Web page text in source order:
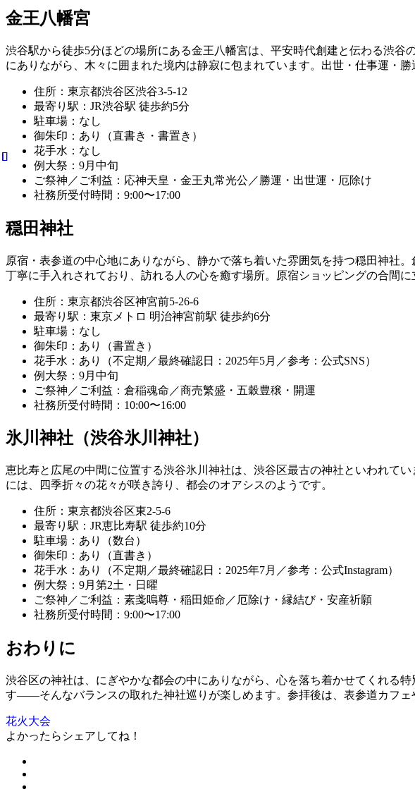
金王八幡宮
渋谷駅から徒歩5分ほどの場所にある金王八幡宮は、平安時代創建と伝わる渋
にありながら、木々に囲まれた境内は静寂に包まれています。出世・仕事運・
住所：東京都渋谷区渋谷3-5-12
最寄り駅：JR渋谷駅 徒歩約5分
駐車場：なし
御朱印：あり（直書き・書置き）
花手水：なし
例大祭：9月中旬
ご祭神／ご利益：応神天皇・金王丸常光公／勝運・出世運・厄除け
社務所受付時間：9:00〜17:00
穏田神社
原宿・表参道の中心地にありながら、静かで落ち着いた雰囲気を持つ穏田神社
丁寧に手入れされており、訪れる人の心を癒す場所。原宿ショッピングの合間に
住所：東京都渋谷区神宮前5-26-6
最寄り駅：東京メトロ 明治神宮前駅 徒歩約6分
駐車場：なし
御朱印：あり（書置き）
花手水：あり（不定期／最終確認日：2025年5月／参考：公式SNS）
例大祭：9月中旬
ご祭神／ご利益：倉稲魂命／商売繁盛・五穀豊穣・開運
社務所受付時間：10:00〜16:00
氷川神社（渋谷氷川神社）
恵比寿と広尾の中間に位置する渋谷氷川神社は、渋谷区最古の神社といわれて
には、四季折々の花々が咲き誇り、都会のオアシスのようです。
住所：東京都渋谷区東2-5-6
最寄り駅：JR恵比寿駅 徒歩約10分
駐車場：あり（数台）
御朱印：あり（直書き）
花手水：あり（不定期／最終確認日：2025年7月／参考：公式Instagram）
例大祭：9月第2土・日曜
ご祭神／ご利益：素戔嗚尊・稲田姫命／厄除け・縁結び・安産祈願
社務所受付時間：9:00〜17:00
おわりに
渋谷区の神社は、にぎやかな都会の中にありながら、心を落ち着かせてくれる
す——そんなバランスの取れた神社巡りが楽しめます。参拝後は、表参道カフェ
花火大会
よかったらシェアしてね！